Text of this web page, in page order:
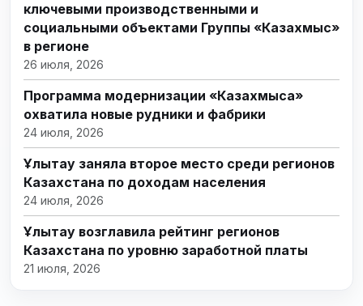
ключевыми производственными и
социальными объектами Группы «Казахмыс»
в регионе
26 июля, 2026
Программа модернизации «Казахмыса»
охватила новые рудники и фабрики
24 июля, 2026
Ұлытау заняла второе место среди регионов
Казахстана по доходам населения
24 июля, 2026
Ұлытау возглавила рейтинг регионов
Казахстана по уровню заработной платы
21 июля, 2026